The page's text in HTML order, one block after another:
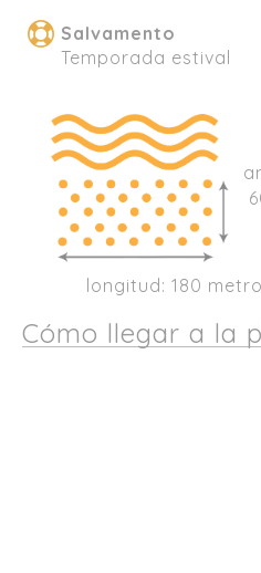
Salvamento
Temporada estival
longitud: 180
Cómo llegar a la